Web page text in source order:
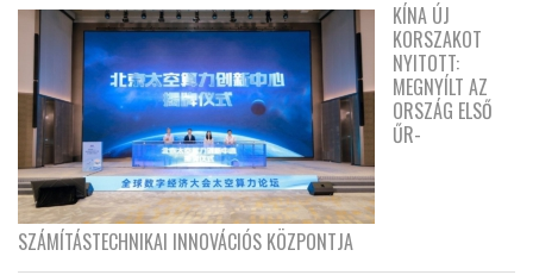
KÍNA ÚJ
KORSZAKOT
NYITOTT:
MEGNYÍLT AZ
ORSZÁG ELSŐ
ŰR-
SZÁMÍTÁSTECHNIKAI INNOVÁCIÓS KÖZPONTJA